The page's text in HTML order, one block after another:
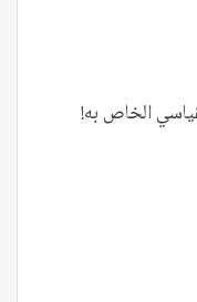
الخاص به!